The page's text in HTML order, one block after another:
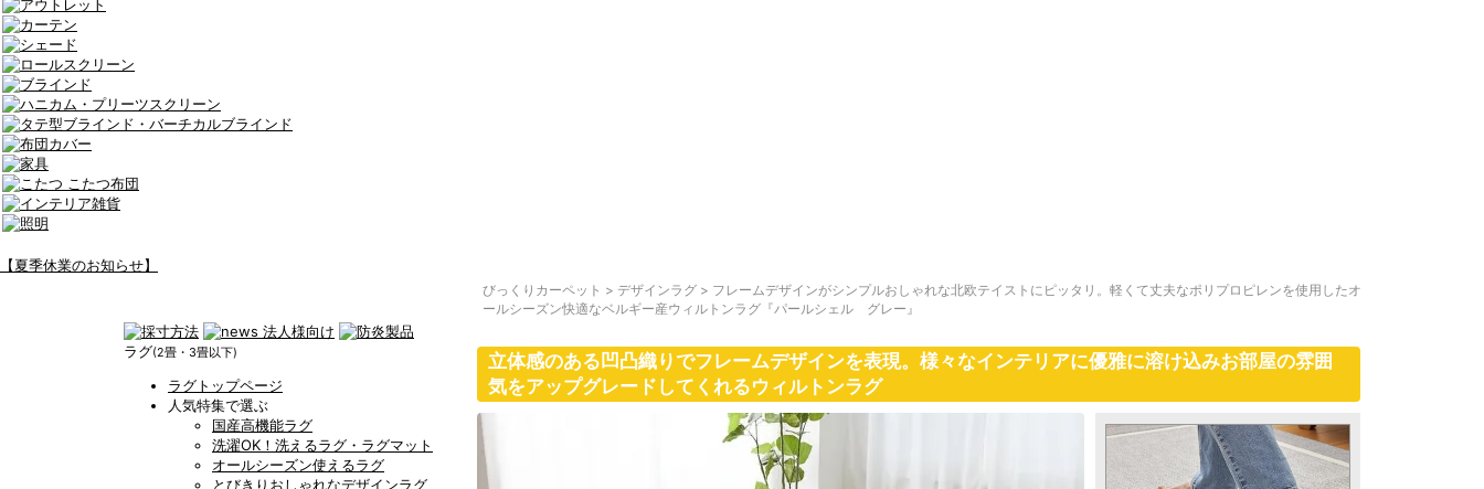
【夏季休業のお知らせ】
ラグ(2畳・3畳以下)
ラグトップページ
人気特集で選ぶ
国産高機能ラグ
洗濯OK！洗えるラグ・ラグマット
オールシーズン使えるラグ
とびきりおしゃれなデザインラグ
びっくりカーペット > デザインラグ > フレームデザインがシンプルおしゃれな北欧テイストにピッタリ。軽くて丈夫なポリプロピレンを使用したオ
ールシーズン快適なベルギー産ウィルトンラグ『パールシェル グレー』
立体感のある凹凸織りでフレームデザインを表現。様々なインテリアに優雅に溶け込みお部屋の雰囲
気をアップグレードしてくれるウィルトンラグ